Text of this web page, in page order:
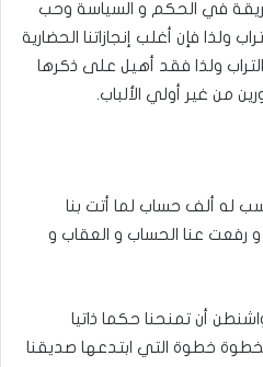
في الحكم و السياسة وحب
ولذا فإن أغلب إنجازاتنا الحضارية
ولذا فقد أهيل على ذكرها
من غير أولي الألباب.
له ألف حساب لما أتت بنا
رفعت عنا الحساب و العقاب و
أن تمنحنا حكما ذاتيا
خطوة التي ابتدعها صديقنا